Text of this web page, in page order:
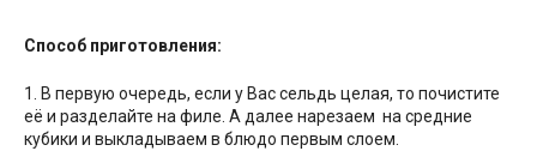
Способ приготовления:
1. В первую очередь, если у Вас сельдь целая, то почистите
её и разделайте на филе. А далее нарезаем на средние
кубики и выкладываем в блюдо первым слоем.